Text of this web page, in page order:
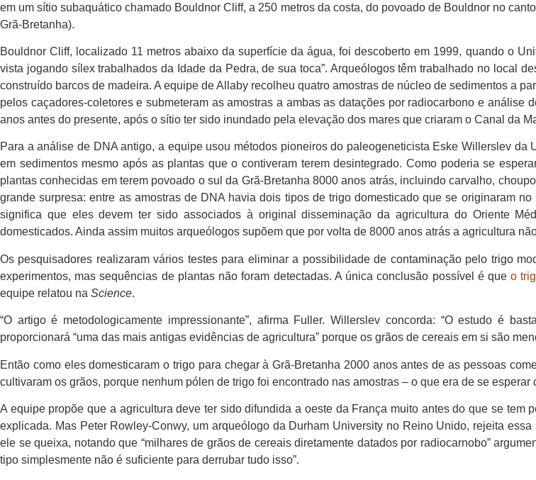
em um sítio subaquático chamado Bouldnor Cliff, a 250 metros da costa, do povoado de Bouldnor no
Grã-Bretanha).
Bouldnor Cliff, localizado 11 metros abaixo da superfície da água, foi descoberto em 1999, quando o
vista jogando sílex trabalhados da Idade da Pedra, de sua toca”. Arqueólogos têm trabalhado no local
construído barcos de madeira. A equipe de Allaby recolheu quatro amostras de núcleo de sedimentos a
pelos caçadores-coletores e submeteram as amostras a ambas as datações por radiocarbono e
anos antes do presente, após o sítio ter sido inundado pela elevação dos mares que criaram o Canal da
Para a análise de DNA antigo, a equipe usou métodos pioneiros do paleogeneticista Eske Willerslev da
em sedimentos mesmo após as plantas que o contiveram terem desintegrado. Como poderia se
plantas conhecidas em terem povoado o sul da Grã-Bretanha 8000 anos atrás, incluindo carvalho,
grande surpresa: entre as amostras de DNA havia dois tipos de trigo domesticado que se originaram
significa que eles devem ter sido associados à original disseminação da agricultura do Oriente
domesticados. Ainda assim muitos arqueólogos supõem que por volta de 8000 anos atrás a agricultura
Os pesquisadores realizaram vários testes para eliminar a possibilidade de contaminação pelo trigo
experimentos, mas sequências de plantas não foram detectadas. A única conclusão possível é queo
equipe relatou na Science.
“O artigo é metodologicamente impressionante”, afirma Fuller. Willerslev concorda: “O estudo é
proporcionará “uma das mais antigas evidências de agricultura” porque os grãos de cereais em si são
Então como eles domesticaram o trigo para chegar à Grã-Bretanha 2000 anos antes de as pessoas
cultivaram os grãos, porque nenhum pólen de trigo foi encontrado nas amostras – o que era de se
A equipe propõe que a agricultura deve ter sido difundida a oeste da França muito antes do que se
explicada. Mas Peter Rowley-Conwy, um arqueólogo da Durham University no Reino Unido, rejeita
ele se queixa, notando que “milhares de grãos de cereais diretamente datados por radiocarnobo”
tipo simplesmente não é suficiente para derrubar tudo isso”.